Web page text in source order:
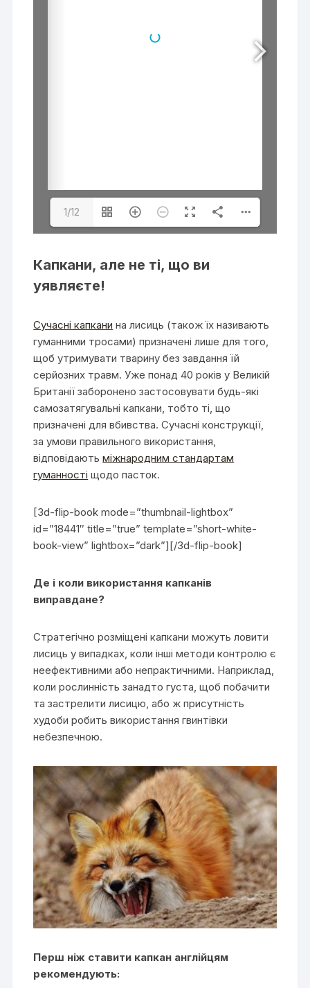
1/12
Капкани, але не ті, що ви
уявляєте!
Сучасні капкани на лисиць (також їх називають
гуманними тросами) призначені лише для того,
щоб утримувати тварину без завдання їй
серйозних травм. Уже понад 40 років у Великій
Британії заборонено застосовувати будь-які
самозатягувальні капкани, тобто ті, що
призначені для вбивства. Сучасні конструкції,
за умови правильного використання,
відповідаютьміжнародним стандартам
гуманності щодо пасток.
[3d-flip-book mode=”thumbnail-lightbox”
id=”18441″ title=”true” template=”short-white-
book-view” lightbox=”dark”][/3d-flip-book]
Де і коли використання капканів
виправдане?
Стратегічно розміщені капкани можуть ловити
лисиць у випадках, коли інші методи контролю є
неефективними або непрактичними. Наприклад,
коли рослинність занадто густа, щоб побачити
та застрелити лисицю, або ж присутність
худоби робить використання гвинтівки
небезпечною.
Перш ніж ставити капкан англійцям
рекомендують: